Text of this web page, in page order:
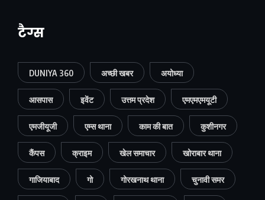
टैग्स
DUNIYA 360 अच्छी खबर अयोध्या
आसपास इवेंट उत्तम प्रदेश एमएमएमयूटी
एमजीयूजी एम्स थाना काम की बात कुशीनगर
कैंपस क्राइम खेल समाचार खोराबार थाना
गाजियाबाद गो गोरखनाथ थाना चुनावी समर